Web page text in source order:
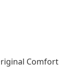
Comfort